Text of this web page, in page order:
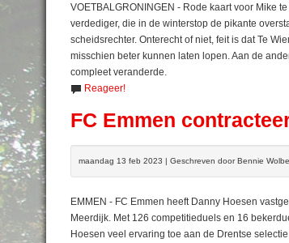
VOETBALGRONINGEN - Rode kaart voor Mike
verdediger, die in de winterstop de pikante
scheidsrechter. Onterecht of niet, feit is dat Te
misschien beter kunnen laten lopen. Aan de
compleet veranderde.
Reageer!
FC Emmen
maandag 13 feb 2023 | Geschreven door Bennie
EMMEN - FC Emmen heeft Danny Hoesen
Meerdijk. Met 126 competitieduels en 16
Hoesen veel ervaring toe aan de Drentse